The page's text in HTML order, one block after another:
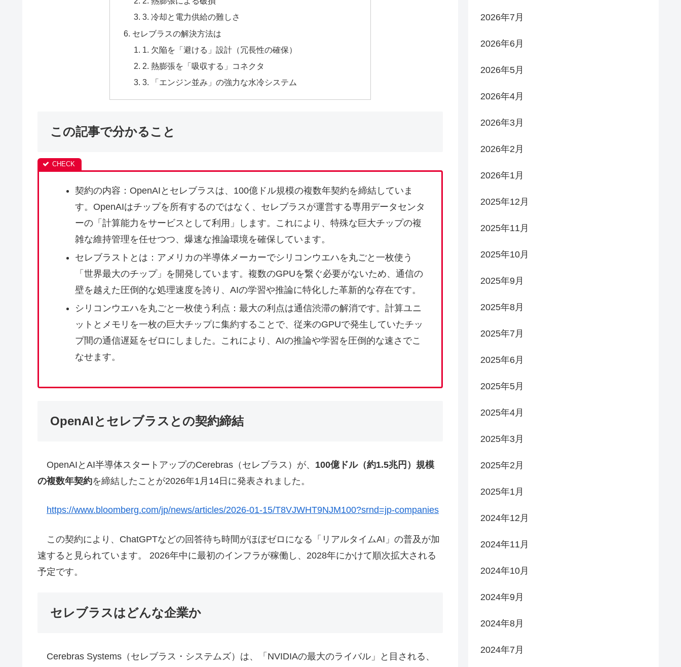
3. 冷却と電力供給の難しさ
セレブラスの解決方法は
1. 欠陥を「避ける」設計（冗長性の確保）
2. 熱膨張を「吸収する」コネクタ
3. 「エンジン並み」の強力な水冷システム
この記事で分かること
契約の内容：OpenAIとセレブラスは、100億ドル規模の複数年契約を締結していま
す。OpenAIはチップを所有するのではなく、セレブラスが運営する専用データセンタ
ーの「計算能力をサービスとして利用」します。これにより、特殊な巨大チップの複
雑な維持管理を任せつつ、爆速な推論環境を確保しています。
セレブラストとは：アメリカの半導体メーカーでシリコンウエハを丸ごと一枚使う
「世界最大のチップ」を開発しています。複数のGPUを繋ぐ必要がないため、通信の
壁を越えた圧倒的な処理速度を誇り、AIの学習や推論に特化した革新的な存在です。
シリコンウエハを丸ごと一枚使う利点：最大の利点は通信渋滞の解消です。計算ユニ
ットとメモリを一枚の巨大チップに集約することで、従来のGPUで発生していたチッ
プ間の通信遅延をゼロにしました。これにより、AIの推論や学習を圧倒的な速さでこ
なせます。
OpenAIとセレブラスとの契約締結
OpenAIとAI半導体スタートアップのCerebras（セレブラス）が、 100億ドル（約1.5兆円）規模
の複数年契約を締結したことが2026年1月14日に発表されました。
https://www.bloomberg.com/jp/news/articles/2026-01-15/T8VJWHT9NJM100?srnd=jp-companies
この契約により、ChatGPTなどの回答待ち時間がほぼゼロになる「リアルタイムAI」の普及が加
速すると見られています。 2026年中に最初のインフラが稼働し、2028年にかけて順次拡大される
予定です。
セレブラスはどんな企業か
Cerebras Systems（セレブラス・システムズ）は、「NVIDIAの最大のライバル」と目される、
2026年7月
2026年6月
2026年5月
2026年4月
2026年3月
2026年2月
2026年1月
2025年12月
2025年11月
2025年10月
2025年9月
2025年8月
2025年7月
2025年6月
2025年5月
2025年4月
2025年3月
2025年2月
2025年1月
2024年12月
2024年11月
2024年10月
2024年9月
2024年8月
2024年7月